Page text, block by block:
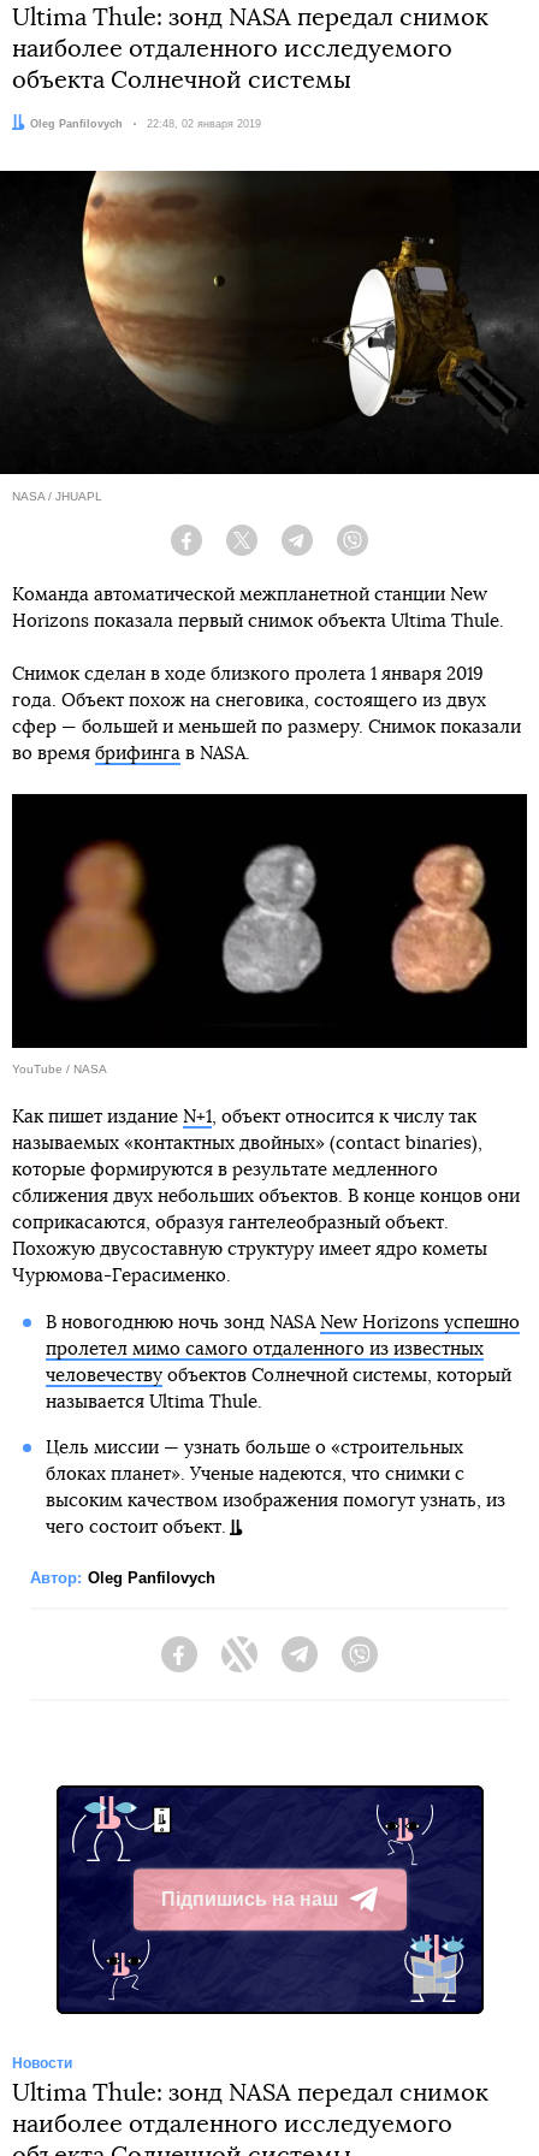
Ultima Thule: зонд NASA передал снимок
наиболее отдаленного исследуемого
объекта Солнечной системы
Автор:
Oleg Panfilovych Дата:
22:48, 02 января 2019
NASA / JHUAPL
Facebook Twitter Telegram
Команда автоматической межпланетной станции New
Horizons показала первый снимок объекта Ultima Thule.
Снимок сделан в ходе близкого пролета 1 января 2019
года. Объект похож на снеговика, состоящего из двух
сфер — большей и меньшей по размеру. Снимок показали
во время брифинга в NASA.
YouTube / NASA
Как пишет издание N+1, объект относится к числу так
называемых «контактных двойных» (contact binaries),
которые формируются в результате медленного
сближения двух небольших объектов. В конце концов они
соприкасаются, образуя гантелеобразный объект.
Похожую двусоставную структуру имеет ядро кометы
Чурюмова-Герасименко.
В новогоднюю ночь зонд NASA New Horizons успешно
пролетел мимо самого отдаленного из известных
человечествуобъектов Солнечной системы, который
называется Ultima Thule.
Цель миссии — узнать больше о «строительных
блоках планет». Ученые надеются, что снимки с
высоким качеством изображения помогут узнать, из
чего состоит объект.
Автор: Oleg Panfilovych
FacebookTwitter Telegram
Підпишись на наш
Telegram
Новости
Ultima Thule: зонд NASA передал снимок
наиболее отдаленного исследуемого